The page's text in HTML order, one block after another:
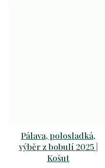
Pálava, polosladká,
výběr z bobulí 2025 |
Košut